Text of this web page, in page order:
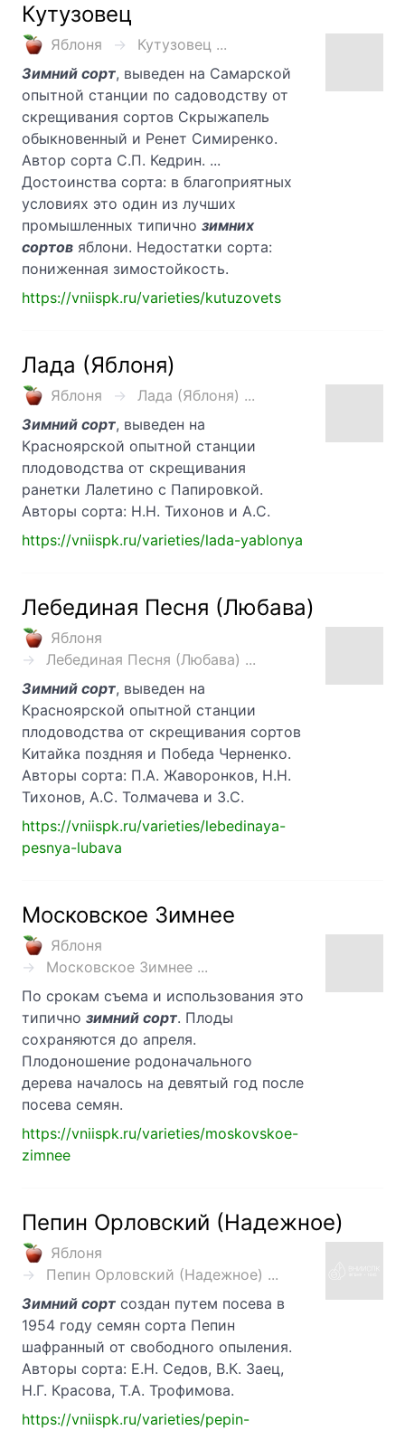
Кутузовец
Яблоня
Кутузовец ...
Зимний сорт, выведен на Самарской
опытной станции по садоводству от
скрещивания сортов Скрыжапель
обыкновенный и Ренет Симиренко.
Автор сорта С.П. Кедрин. ...
Достоинства сорта: в благоприятных
условиях это один из лучших
промышленных типично зимних
сортов яблони. Недостатки сорта:
пониженная зимостойкость.
https://vniispk.ru/varieties/kutuzovets
Лада (Яблоня)
Яблоня
Лада (Яблоня) ...
Зимний сорт, выведен на
Красноярской опытной станции
плодоводства от скрещивания
ранетки Лалетино с Папировкой.
Авторы сорта: Н.Н. Тихонов и А.С.
https://vniispk.ru/varieties/lada-yablonya
Лебединая Песня (Любава)
Яблоня
Лебединая Песня (Любава) ...
Зимний сорт, выведен на
Красноярской опытной станции
плодоводства от скрещивания сортов
Китайка поздняя и Победа Черненко.
Авторы сорта: П.А. Жаворонков, Н.Н.
Тихонов, А.С. Толмачева и 3.С.
https://vniispk.ru/varieties/lebedinaya-
pesnya-lubava
Московское Зимнее
Яблоня
Московское Зимнее ...
По срокам съема и использования это
типично зимний сорт. Плоды
сохраняются до апреля.
Плодоношение родоначального
дерева началось на девятый год после
посева семян.
https://vniispk.ru/varieties/moskovskoe-
zimnee
Пепин Орловский (Надежное)
Яблоня
Пепин Орловский (Надежное) ...
Зимний сорт создан путем посева в
1954 году семян сорта Пепин
шафранный от свободного опыления.
Авторы сорта: Е.Н. Седов, В.К. Заец,
Н.Г. Красова, Т.А. Трофимова.
https://vniispk.ru/varieties/pepin-